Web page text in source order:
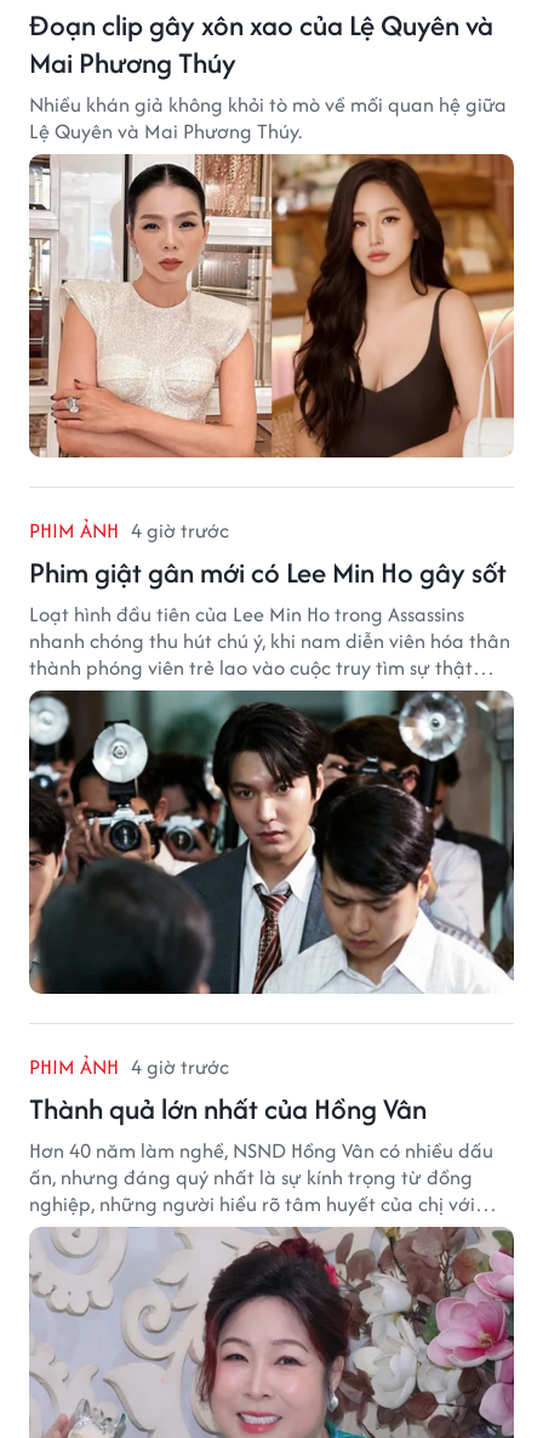
Đoạn clip gây xôn xao của Lệ Quyên và
Mai Phương Thúy
Nhiều khán giả không khỏi tò mò về mối quan hệ giữa
Lệ Quyên và Mai Phương Thúy.
PHIM ẢNH 4 giờ trước
Phim giật gân mới có Lee Min Ho gây sốt
Loạt hình đầu tiên của Lee Min Ho trong Assassins
nhanh chóng thu hút chú ý, khi nam diễn viên hóa thân
thành phóng viên trẻ lao vào cuộc truy tìm sự thật
phía sau một vụ ám sát gây chấn động Hàn Quốc.
PHIM ẢNH 4 giờ trước
Thành quả lớn nhất của Hồng Vân
Hơn 40 năm làm nghề, NSND Hồng Vân có nhiều dấu
ấn, nhưng đáng quý nhất là sự kính trọng từ đồng
nghiệp, những người hiểu rõ tâm huyết của chị với
nghệ thuật.